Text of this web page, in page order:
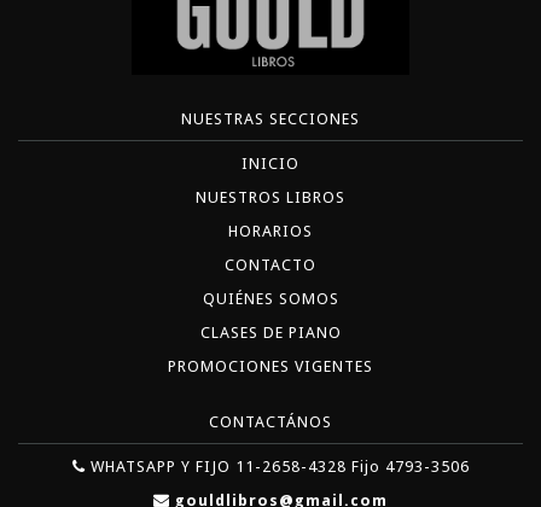
NUESTRAS SECCIONES
INICIO
NUESTROS LIBROS
HORARIOS
CONTACTO
QUIÉNES SOMOS
CLASES DE PIANO
PROMOCIONES VIGENTES
CONTACTÁNOS
WHATSAPP Y FIJO 11-2658-4328 Fijo 4793-3506
gouldlibros@gmail.com